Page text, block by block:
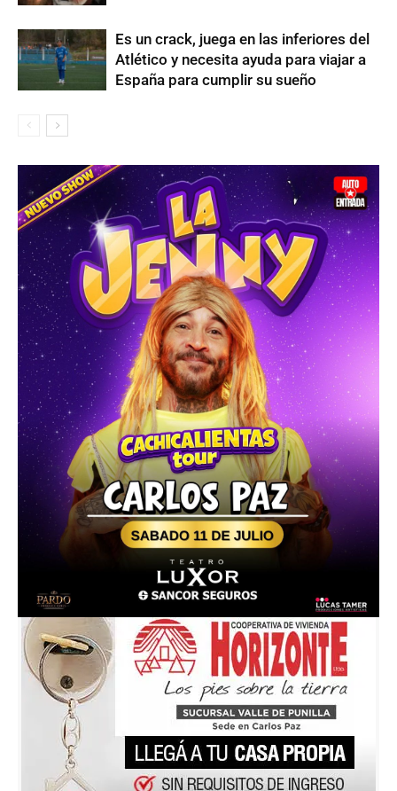
Es un crack, juega en las inferiores del
Atlético y necesita ayuda para viajar a
España para cumplir su sueño